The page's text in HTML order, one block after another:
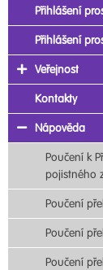
Přihlášení
Přihlášení
Veřejnost
Kontakty
Nápověda
Poučení k
pojistného
Poučení
Poučení
Poučení